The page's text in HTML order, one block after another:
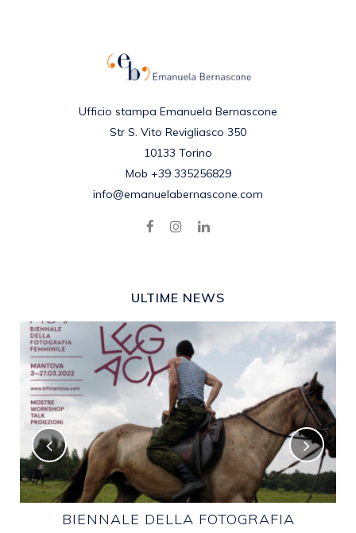
Ufficio stampa Emanuela Bernascone
Str S. Vito Revigliasco 350
10133 Torino
Mob +39 335256829
info@emanuelabernascone.com
ULTIME NEWS
BIENNALE DELLA FOTOGRAFIA